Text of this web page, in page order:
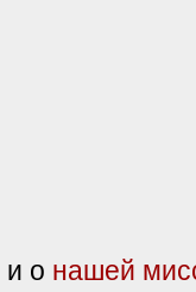
и о нашей